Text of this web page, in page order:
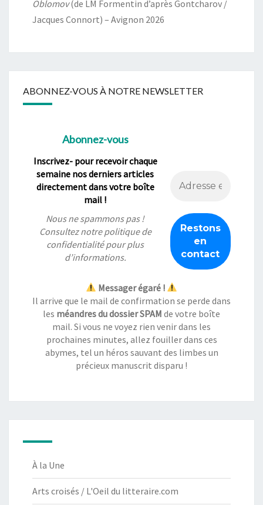
Oblomov(de LM Formentin d’après Gontcharov /
Jacques Connort) – Avignon 2026
ABONNEZ-VOUS À NOTRE NEWSLETTER
Abonnez-vous
Inscrivez- pour recevoir chaque
semaine nos derniers articles
directement dans votre boîte
mail !
Nous ne spammons pas !
Consultez notrepolitique de
confidentialitépour plus
d’informations.
Messager égaré !
Il arrive que le mail de confirmation se perde dans
les méandres du dossier SPAM de votre boîte
mail. Si vous ne voyez rien venir dans les
prochaines minutes, allez fouiller dans ces
abymes, tel un héros sauvant des limbes un
précieux manuscrit disparu !
À la Une
Arts croisés / L'Oeil du litteraire.com